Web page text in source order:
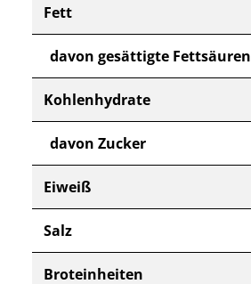
Fett
davon gesättigte Fettsäuren
Kohlenhydrate
davon Zucker
Eiweiß
Salz
Broteinheiten